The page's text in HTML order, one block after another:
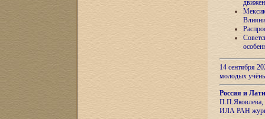
14 сентября
молодых
Россия и
П.П.Яковлева,
ИЛА РАН